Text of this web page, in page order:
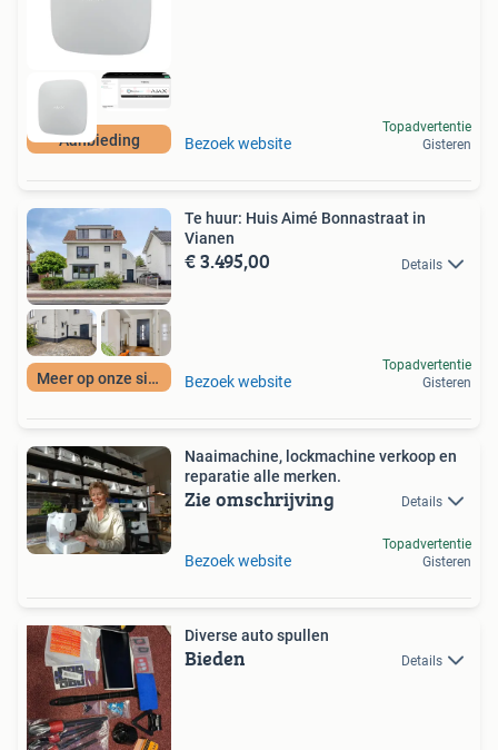
Aanbieding Bezoek website
Topadvertentie
Gisteren
Meer op onze site
Te huur: Huis Aimé Bonnastraat in
Vianen
€ 3.495,00 Details
Bezoek website
Topadvertentie
Gisteren
Naaimachine, lockmachine verkoop en
reparatie alle merken.
Zie omschrijving Details
Bezoek website
Topadvertentie
Gisteren
Diverse auto spullen
Bieden Details